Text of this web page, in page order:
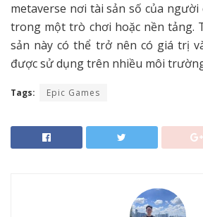
metaverse nơi tài sản số của
trong một trò chơi hoặc nền tảng.
sản này có thể trở nên có giá trị
được sử dụng trên nhiều môi
Tags: Epic Games